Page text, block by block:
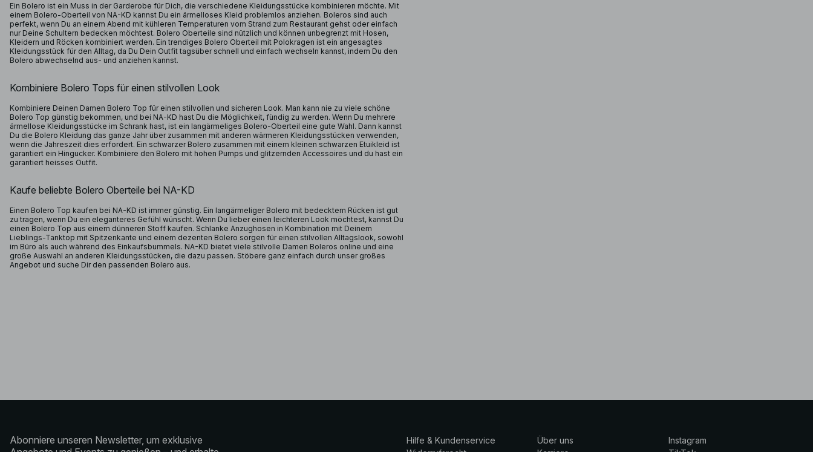
Ein Bolero ist ein Muss in der Garderobe für Dich, die verschiedene Kleidungsstücke kombinieren möchte. Mit
einem Bolero-Oberteil von NA-KD kannst Du ein ärmelloses Kleid problemlos anziehen. Boleros sind auch
perfekt, wenn Du an einem Abend mit kühleren Temperaturen vom Strand zum Restaurant gehst oder einfach
nur Deine Schultern bedecken möchtest. Bolero Oberteile sind nützlich und können unbegrenzt mit Hosen,
Kleidern und Röcken kombiniert werden. Ein trendiges Bolero Oberteil mit Polokragen ist ein angesagtes
Kleidungsstück für den Alltag, da Du Dein Outfit tagsüber schnell und einfach wechseln kannst, indem Du den
Bolero abwechselnd aus- und anziehen kannst.
Kombiniere Bolero Tops für einen stilvollen Look
Kombiniere Deinen Damen Bolero Top für einen stilvollen und sicheren Look. Man kann nie zu viele schöne
Bolero Top günstig bekommen, und bei NA-KD hast Du die Möglichkeit, fündig zu werden. Wenn Du mehrere
ärmellose Kleidungsstücke im Schrank hast, ist ein langärmeliges Bolero-Oberteil eine gute Wahl. Dann kannst
Du die Bolero Kleidung das ganze Jahr über zusammen mit anderen wärmeren Kleidungsstücken verwenden,
wenn die Jahreszeit dies erfordert. Ein schwarzer Bolero zusammen mit einem kleinen schwarzen Etuikleid ist
garantiert ein Hingucker. Kombiniere den Bolero mit hohen Pumps und glitzernden Accessoires und du hast ein
garantiert heisses Outfit.
Kaufe beliebte Bolero Oberteile bei NA-KD
Einen Bolero Top kaufen bei NA-KD ist immer günstig. Ein langärmeliger Bolero mit bedecktem Rücken ist gut
zu tragen, wenn Du ein eleganteres Gefühl wünscht. Wenn Du lieber einen leichteren Look möchtest, kannst Du
einen Bolero Top aus einem dünneren Stoff kaufen. Schlanke Anzughosen in Kombination mit Deinem
Lieblings-Tanktop mit Spitzenkante und einem dezenten Bolero sorgen für einen stilvollen Alltagslook, sowohl
im Büro als auch während des Einkaufsbummels. NA-KD bietet viele stilvolle Damen Boleros online und eine
große Auswahl an anderen Kleidungsstücken, die dazu passen. Stöbere ganz einfach durch unser großes
Angebot und suche Dir den passenden Bolero aus.
Abonniere unseren Newsletter, um exklusive
Hilfe & Kundenservice
Über uns
Instagram